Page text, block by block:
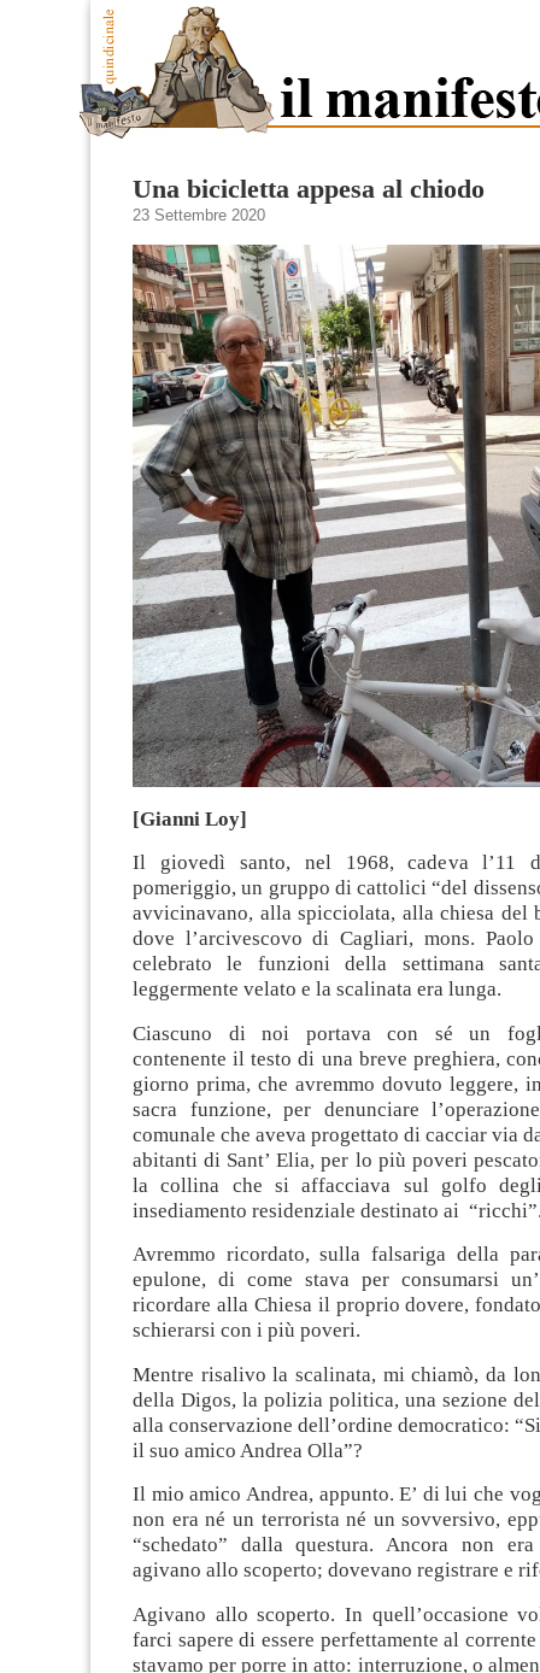
Una bicicletta appesa al chiodo
23 Settembre 2020
[Gianni Loy]
Il giovedì santo, nel 1968, cadeva
pomeriggio, un gruppo di cattolici “del
avvicinavano, alla spicciolata, alla chiesa del
dove l’arcivescovo di Cagliari, mons.
celebrato le funzioni della settimana
leggermente velato e la scalinata era lunga.
Ciascuno di noi portava con sé un
contenente il testo di una breve preghiera,
giorno prima, che avremmo dovuto leggere,
sacra funzione, per denunciare
comunale che aveva progettato di cacciar via
abitanti di Sant’ Elia, per lo più poveri
la collina che si affacciava sul golfo
insediamento residenziale destinato ai
Avremmo ricordato, sulla falsariga della
epulone, di come stava per consumarsi
ricordare alla Chiesa il proprio dovere,
schierarsi con i più poveri.
Mentre risalivo la scalinata, mi chiamò, da
della Digos, la polizia politica, una sezione
alla conservazione dell’ordine democratico:
il suo amico Andrea Olla”?
Il mio amico Andrea, appunto. E’ di lui che
non era né un terrorista né un sovversivo,
“schedato” dalla questura. Ancora non
agivano allo scoperto; dovevano registrare e
Agivano allo scoperto. In quell’occasione
farci sapere di essere perfettamente al
stavamo per porre in atto: interruzione, o